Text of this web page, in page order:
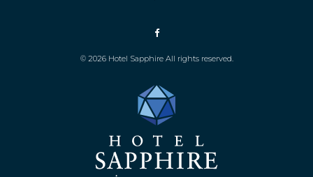
© 2026 Hotel Sapphire All rights reserved.